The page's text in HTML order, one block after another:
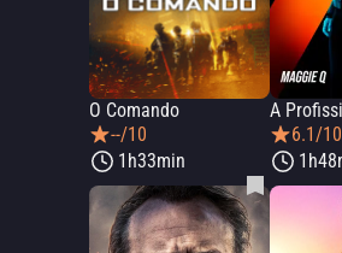
O Comando
--/10
1h33min
A
6.1/10